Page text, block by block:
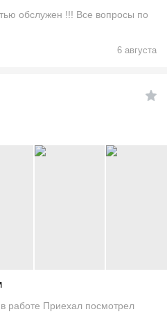
обслужен !!! Все вопросы по
6 августа
Приехал посмотрел